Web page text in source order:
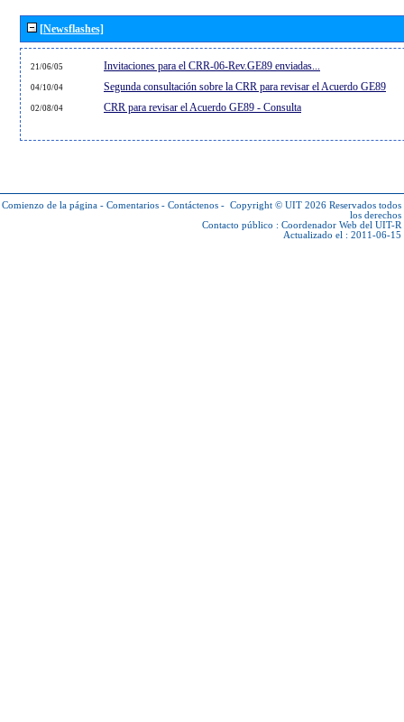
[Newsflashes]
21/06/05 Invitaciones para el CRR-06-Rev.GE89 enviadas...
04/10/04 Segunda consultación sobre la CRR para revisar el Acuerdo GE89
02/08/04 CRR para revisar el Acuerdo GE89 - Consulta
Comienzo de la página - Comentarios - Contáctenos - Copyright © UIT 2026 Reservados todos
los derechos
Contacto público : Coordenador Web del UIT-R
Actualizado el : 2011-06-15